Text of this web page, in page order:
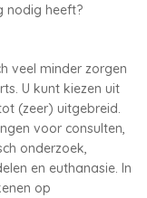
nodig heeft?
veel minder zorgen
U kunt kiezen uit
(zeer) uitgebreid.
voor consulten,
onderzoek,
en euthanasie. In
op